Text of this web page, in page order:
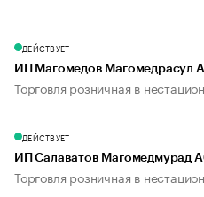
ДЕЙСТВУЕТ
ИП Магомедов Магомедрасул
Торговля розничная в
ДЕЙСТВУЕТ
ИП Салаватов Магомедмурад
Торговля розничная в